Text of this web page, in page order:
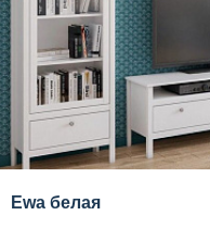
Ewa белая